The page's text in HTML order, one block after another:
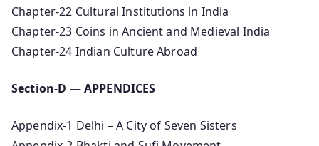
Chapter-22 Cultural Institutions in India
Chapter-23 Coins in Ancient and Medieval India
Chapter-24 Indian Culture Abroad
Section-D — APPENDICES
Appendix-1 Delhi – A City of Seven Sisters